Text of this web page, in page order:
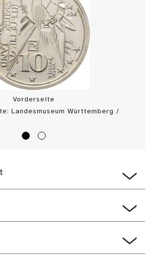
Vorderseite
Landesmuseum Württemberg /